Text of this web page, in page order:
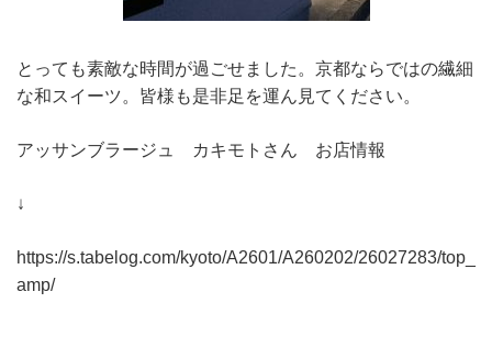
とっても素敵な時間が過ごせました。京都ならではの繊細
な和スイーツ。皆様も是非足を運ん見てください。
アッサンブラージュ カキモトさん お店情報
↓
https://s.tabelog.com/kyoto/A2601/A260202/26027283/top_
amp/